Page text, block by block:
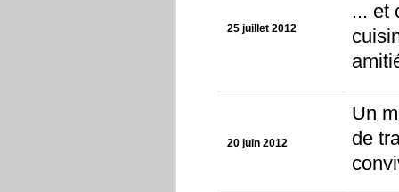
25 juillet 2012
... et
20 juin 2012
Un
de